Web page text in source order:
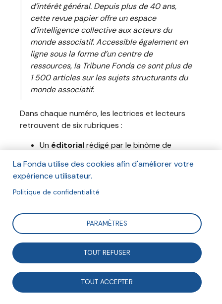
d’intérêt général. Depuis plus de 40 ans,
cette revue papier offre un espace
d’intelligence collective aux acteurs du
monde associatif. Accessible également en
ligne sous la forme d’un centre de
ressources, la Tribune Fonda ce sont plus de
1 500 articles sur les sujets structurants du
monde associatif.
Dans chaque numéro, les lectrices et lecteurs
retrouvent de six rubriques :
Un éditorialrédigé par le binôme de
Un grandentretien d’ouverturesur
l’engagement dans un autre pays, par
exemple lesÉtats-Unis
Undossierd’une dizaine d’articles sur un
questionnement du monde associatif
comme lesengagements de jeunes,ruraux,
contre l'Autre, ou lesmoteurs de
l’engagement,
transition des
La Fonda utilise des cookies afin d'améliorer votre
expérience utilisateur.
Politique de confidentialité
PARAMÈTRES
TOUT REFUSER
TOUT ACCEPTER